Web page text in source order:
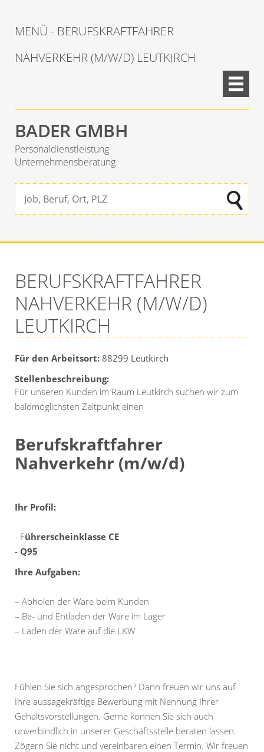
MENÜ - BERUFSKRAFTFAHRER
NAHVERKEHR (M/W/D) LEUTKIRCH
BADER GMBH
Personaldienstleistung
Unternehmensberatung
BERUFSKRAFTFAHRER
NAHVERKEHR (M/W/D)
LEUTKIRCH
Für den Arbeitsort: 88299 Leutkirch
Stellenbeschreibung:
Für unseren Kunden im Raum Leutkirch suchen wir zum
baldmöglichsten Zeitpunkt einen
Berufskraftfahrer
Nahverkehr (m/w/d)
Ihr Profil:
- Führerscheinklasse CE
- Q95
Ihre Aufgaben:
– Abholen der Ware beim Kunden
– Be- und Entladen der Ware im Lager
– Laden der Ware auf die LKW
Fühlen Sie sich angesprochen? Dann freuen wir uns auf
Ihre aussagekräftige Bewerbung mit Nennung Ihrer
Gehaltsvorstellungen. Gerne können Sie sich auch
unverbindlich in unserer Geschäftsstelle beraten lassen.
Zögern Sie nicht und vereinbaren einen Termin. Wir freuen